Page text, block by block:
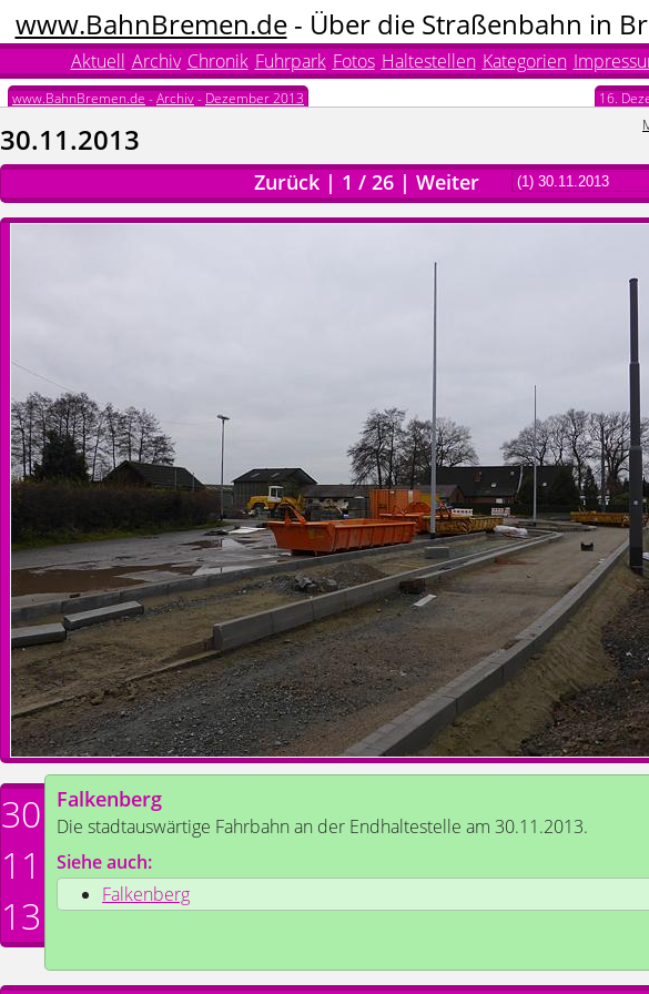
www.BahnBremen.de- Über die Straßenbahn in
Aktuell Archiv Chronik Fuhrpark Fotos Haltestellen Kategorien
www.BahnBremen.de -Archiv- Dezember 2013 16.
30.11.2013
Zurück | 1 / 26 | Weiter
30
11
13
Falkenberg
Die stadtauswärtige Fahrbahn an der Endhaltestelle am 30.11.2013.
Siehe auch:
Falkenberg